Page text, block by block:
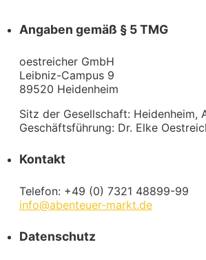
Angaben gemäß § 5 TMG
oestreicher GmbH
Leibniz-Campus 9
89520 Heidenheim
Sitz der Gesellschaft: Heidenheim,
Geschäftsführung: Dr. Elke
Kontakt
Telefon: +49 (0) 7321 48899-99
info@abenteuer-markt.de
Datenschutz